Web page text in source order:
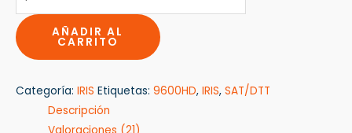
AÑADIR AL
CARRITO
Categoría: IRIS Etiquetas: 9600HD, IRIS, SAT/DTT
Descripción